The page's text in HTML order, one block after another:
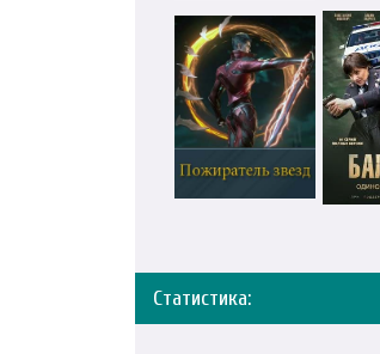
Статистика: